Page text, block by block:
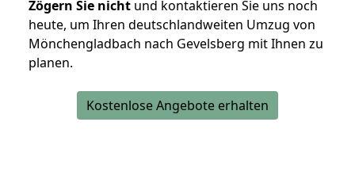
Zögern Sie nicht und kontaktieren Sie uns noch
heute, um Ihren deutschlandweiten Umzug von
Mönchengladbach nach Gevelsberg mit Ihnen zu
planen.
Kostenlose Angebote erhalten